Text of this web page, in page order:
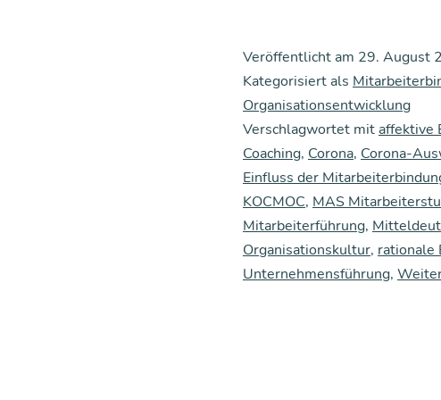
ne
le
Veröffentlicht am 29. August
Kategorisiert als
Organisationsentwicklung
Verschlagwortet mit affektive
Coaching, Corona, Corona-
Einfluss der
KOCMOC, MAS
Mitarbeiterführung,
Organisationskultur, rationale
Unternehmensführung,